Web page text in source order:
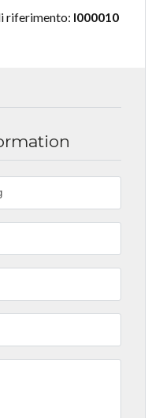
riferimento: I000010